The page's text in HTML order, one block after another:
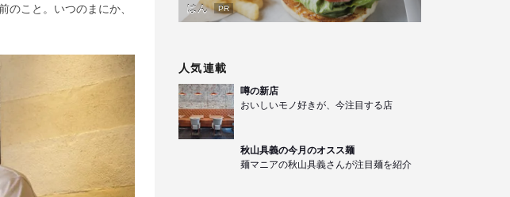
こと。いつのまにか、
はん
PR
人気連載
噂の新店
おいしいモノ好きが、今注目する店
秋山具義の今月のオスス麺
麺マニアの秋山具義さんが注目麺を紹介